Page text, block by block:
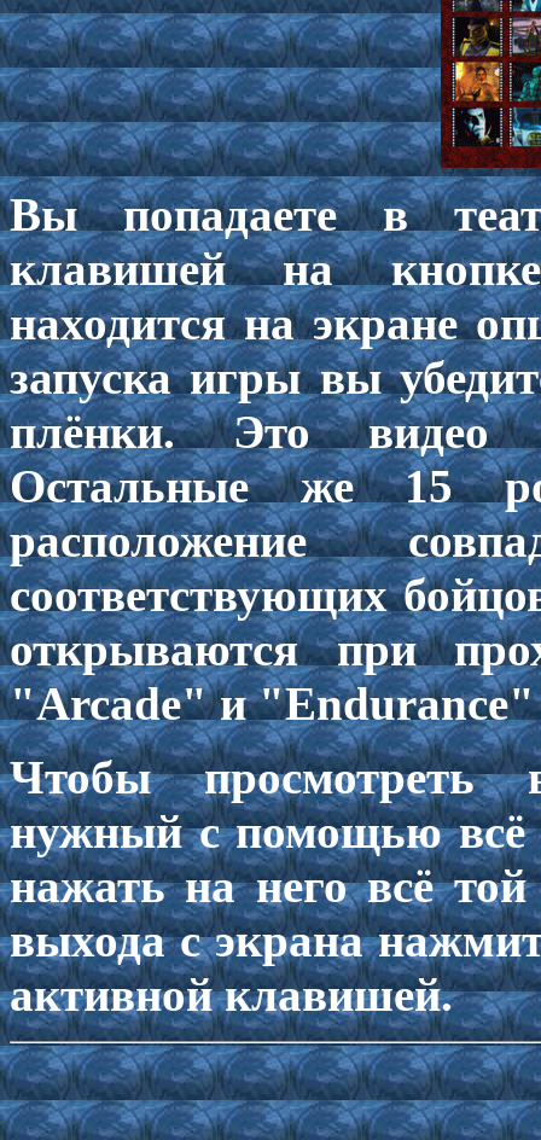
Вы попадаете в
клавишей на
находится на экране
запуска игры вы
плёнки. Это видео
Остальные же 15
расположение
соответствующих
открываются при
"Arcade" и "Endurance"
Чтобы просмотреть
нужный с помощью всё
нажать на него всё
выхода с экрана
активной клавишей.